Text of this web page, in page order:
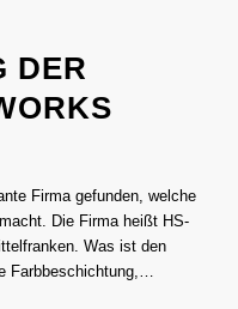
DER
Firma gefunden, welche
Die Firma heißt HS-
Was ist den
Farbbeschichtung,…